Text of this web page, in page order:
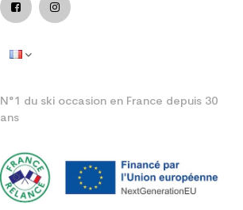
N°1 du ski occasion en France depuis 30
ans